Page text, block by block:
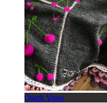
Quick View